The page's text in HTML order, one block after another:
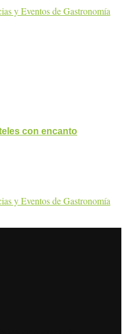
con encanto